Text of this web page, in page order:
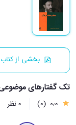
بخشی از کتاب
تک گفتارهای
0٫0 (0) 0 نظر